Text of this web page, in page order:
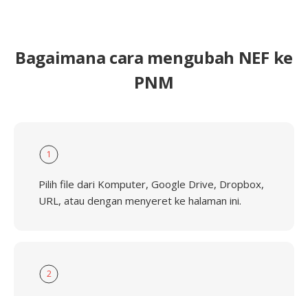
Bagaimana cara mengubah NEF ke
PNM
1
Pilih file dari Komputer, Google Drive, Dropbox,
URL, atau dengan menyeret ke halaman ini.
2